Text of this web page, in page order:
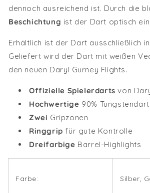
dennoch ausreichend ist. Durch die
Beschichtung ist der Dart optisch ein
Erhältlich ist der Dart ausschließlich
Geliefert wird der Dart mit weißen
den neuen Daryl Gurney Flights.
Offizielle Spielerdarts von
Hochwertige 90%
Zwei Gripzonen
Ringgripfür gute Kontrolle
Dreifarbige Barrel-Highlights
Farbe: Silber,